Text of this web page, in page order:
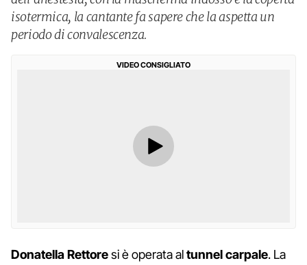
isotermica, la cantante fa sapere che la aspetta un
periodo di convalescenza.
VIDEO CONSIGLIATO
DonatellaRettoresi è operata altunnelcarpale. La